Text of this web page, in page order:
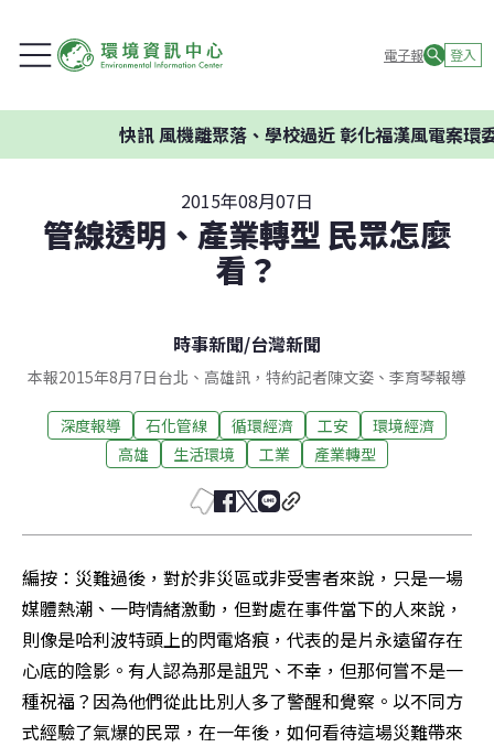
電子報 登入
風機離聚落、學校過近 彰化福漢風電案環委建議
2015年08月07日
管線透明、產業轉型 民眾怎麼
看？
時事新聞/台灣新聞
本報2015年8月7日台北、高雄訊，特約記者陳文姿、李育琴報導
深度報導 石化管線 循環經濟 工安
環境經濟
高雄
生活環境 工業 產業轉型
編按：災難過後，對於非災區或非受害者來說，只是一場
媒體熱潮、一時情緒激動，但對處在事件當下的人來說，
則像是哈利波特頭上的閃電烙痕，代表的是片永遠留存在
心底的陰影。有人認為那是詛咒、不幸，但那何嘗不是一
種祝福？因為他們從此比別人多了警醒和覺察。以不同方
式經驗了氣爆的民眾，在一年後，如何看待這場災難帶來